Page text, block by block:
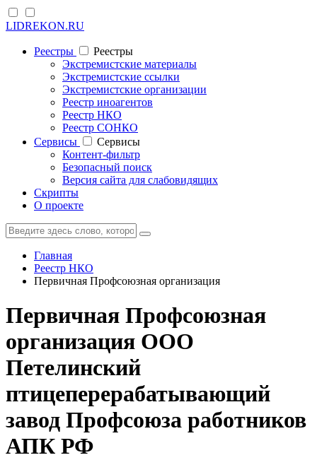
LIDREKON.RU
Реестры
Реестры
Экстремистские материалы
Экстремистские ссылки
Экстремистские организации
Реестр иноагентов
Реестр НКО
Реестр СОНКО
Cервисы
Cервисы
Контент-фильтр
Безопасный поиск
Версия сайта для слабовидящих
Скрипты
О проекте
Главная
Реестр НКО
Первичная Профсоюзная организация
Первичная Профсоюзная
организация ООО
Петелинский
птицеперерабатывающий
завод Профсоюза работников
АПК РФ